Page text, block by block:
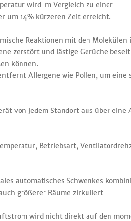
wird im Vergleich zu einer
um 14% kürzeren Zeit erreicht.
Reaktionen mit den Molekülen
zerstört und lästige Gerüche
können.
Allergene wie Pollen, um eine
von jedem Standort aus über eine
Betriebsart,
automatisches Schwenkes
größerer Räume zirkuliert
wird nicht direkt auf den